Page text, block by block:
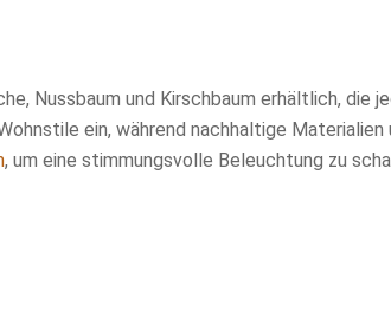
Nussbaum und Kirschbaum erhältlich, die
ein, während nachhaltige
, um eine stimmungsvolle Beleuchtung zu